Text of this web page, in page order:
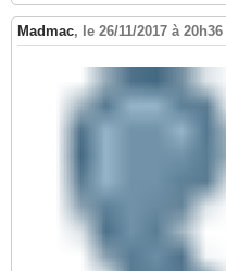
Madmac, le 26/11/2017 à 20h36